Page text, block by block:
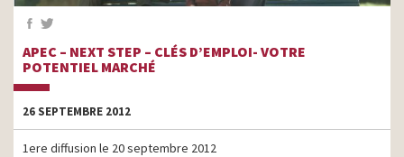
APEC – NEXT STEP – CLÉS D’EMPLOI- VOTRE
POTENTIEL MARCHÉ
26 SEPTEMBRE 2012
1ere diffusion le 20 septembre 2012